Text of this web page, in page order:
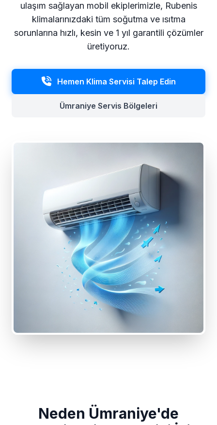
ulaşım sağlayan mobil ekiplerimizle, Rubenis
klimalarınızdaki tüm soğutma ve ısıtma
sorunlarına hızlı, kesin ve 1 yıl garantili çözümler
üretiyoruz.
Hemen Klima Servisi Talep Edin
Ümraniye Servis Bölgeleri
Neden Ümraniye'de